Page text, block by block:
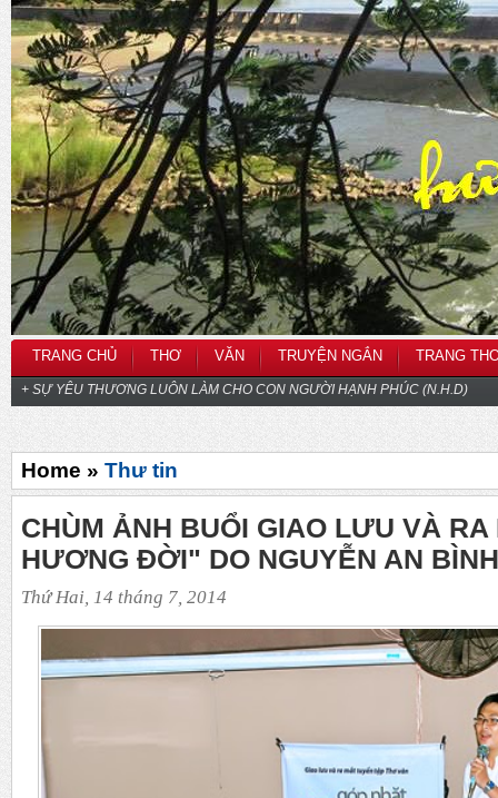
TRANG CHỦ THƠ VĂN TRUYỆN NGẮN TRANG
+ SỰ YÊU THƯƠNG LUÔN LÀM CHO CON NGƯỜI HẠNH PHÚC (N.H.D)
Home » Thư tin
CHÙM ẢNH BUỔI GIAO LƯU VÀ
HƯƠNG ĐỜI" DO NGUYỄN AN
Thứ Hai, 14 tháng 7, 2014